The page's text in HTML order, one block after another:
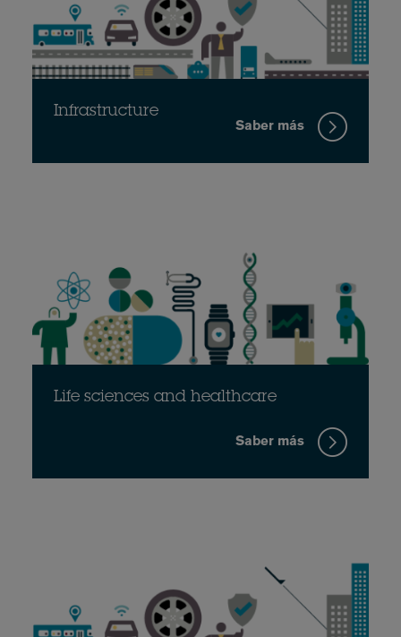
Infrastructure
Saber más
Life sciences and healthcare
Saber más